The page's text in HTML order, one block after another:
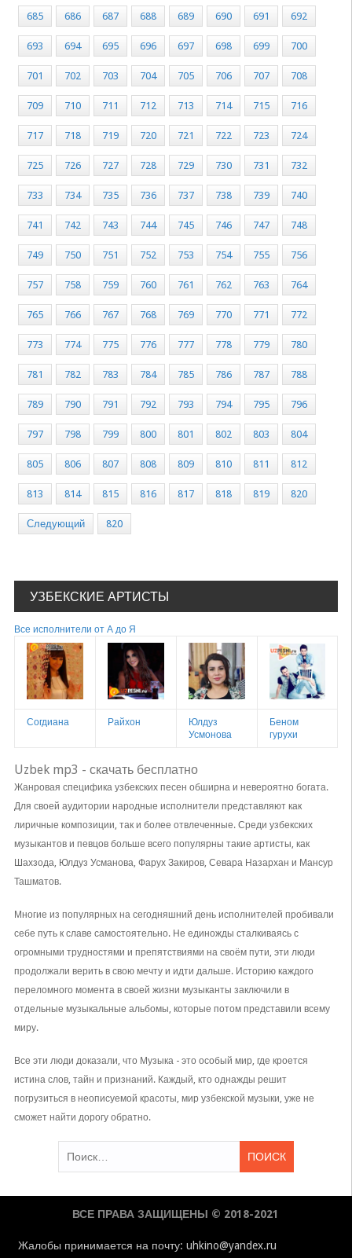
685 686 687 688 689 690 691 692
693 694 695 696 697 698 699 700
701 702 703 704 705 706 707 708
709 710 711 712 713 714 715 716
717 718 719 720 721 722 723 724
725 726 727 728 729 730 731 732
733 734 735 736 737 738 739 740
741 742 743 744 745 746 747 748
749 750 751 752 753 754 755 756
757 758 759 760 761 762 763 764
765 766 767 768 769 770 771 772
773 774 775 776 777 778 779 780
781 782 783 784 785 786 787 788
789 790 791 792 793 794 795 796
797 798 799 800 801 802 803 804
805 806 807 808 809 810 811 812
813 814 815 816 817 818 819 820
Следующий 820
УЗБЕКСКИЕ АРТИСТЫ
Все исполнители от А до Я
Согдиана Райхон
Юлдуз
Усмонова
Беном
гурухи
Uzbek mp3 - скачать бесплатно
Жанровая специфика узбекских песен обширна и невероятно богата.
Для своей аудитории народные исполнители представляют как
лиричные композиции, так и более отвлеченные. Среди узбекских
музыкантов и певцов больше всего популярны такие артисты, как
Шахзода, Юлдуз Усманова, Фарух Закиров, Севара Назархан и Мансур
Ташматов.
Многие из популярных на сегодняшний день исполнителей пробивали
себе путь к славе самостоятельно. Не единожды сталкиваясь с
огромными трудностями и препятствиями на своём пути, эти люди
продолжали верить в свою мечту и идти дальше. Историю каждого
переломного момента в своей жизни музыканты заключили в
отдельные музыкальные альбомы, которые потом представили всему
миру.
Все эти люди доказали, что Музыка - это особый мир, где кроется
истина слов, тайн и признаний. Каждый, кто однажды решит
погрузиться в неописуемой красоты, мир узбекской музыки, уже не
сможет найти дорогу обратно.
ВСЕ ПРАВА ЗАЩИЩЕНЫ © 2018-2021
Жалобы принимается на почту: uhkino@yandex.ru